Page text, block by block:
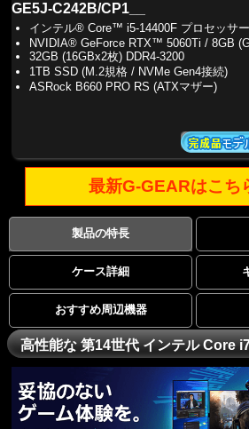
GE5J-C242B/CP1__
インテル® Core™ i5-14400F プロセッサー
NVIDIA® GeForce RTX™ 5060Ti / 8GB
32GB (16GBx2枚) DDR4-3200
1TB SSD (M.2規格 / NVMe Gen4接続)
ASRock B660 PRO RS (ATXマザー)
最新G-GEARはこち
製品の特長
ケース詳細
おすすめ周辺機器
高性能な 第14世代 インテル Core